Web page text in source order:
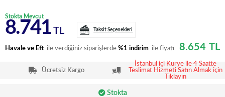
Stokta Mevcut
8.741 TL Taksit Seçenekleri
Havale ve Eft ile verdiğiniz siparişlerde %1 indirim ile fiyatı 8.654 TL
Ücretsiz Kargo
İstanbul içi Kurye ile 4 Saatte
Teslimat Hizmeti Satın Almak için
Tıklayın
Stokta